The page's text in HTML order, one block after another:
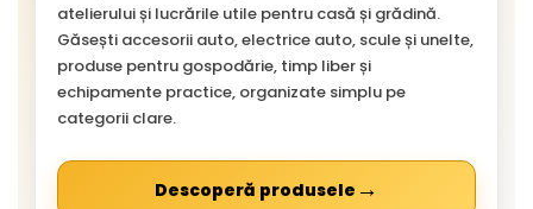
atelierului și lucrările utile pentru casă și grădină.
Găsești accesorii auto, electrice auto, scule și unelte,
produse pentru gospodărie, timp liber și
echipamente practice, organizate simplu pe
categorii clare.
Descoperă produsele →